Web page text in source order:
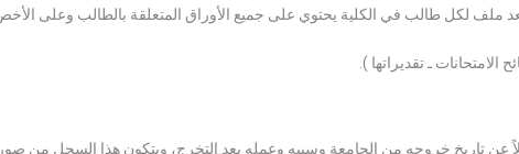
ملف لكل طالب في الكلية يحتوي على جميع الأوراق المتعلقة بالطالب وعلى
الامتحانات ـ تقديراتها ).
تاريخ خروجه من الجامعة وسببه وعمله بعد التخرج، ويتكون هذا السجل من